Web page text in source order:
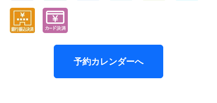
予約カレンダーへ